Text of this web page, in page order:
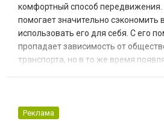
комфортный способ передвижения.
помогает значительно сэкономить
использовать его для себя. С его
пропадает зависимость от
транспорта, но в то же время
внимательно следить за качеством
Реклама